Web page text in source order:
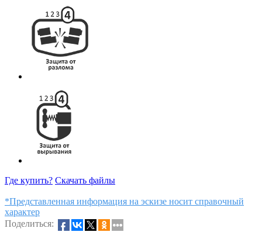
Где купить? Скачать файлы
*Представленная информация на эскизе носит справочный
характер
Поделиться: